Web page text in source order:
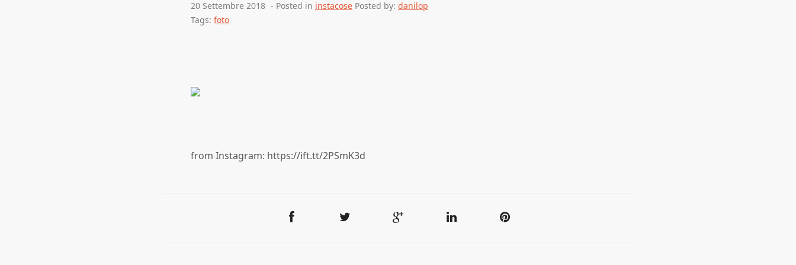
20 Settembre 2018 - Posted in instacose Posted by: danilop
Tags: foto
from Instagram: https://ift.tt/2PSmK3d